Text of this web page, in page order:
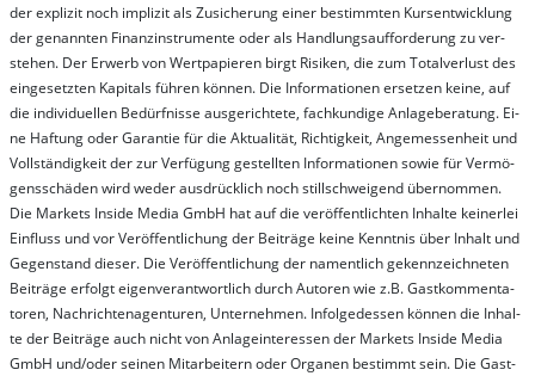
der ex­pli­zit noch im­pli­zit als Zu­sich­er­ung ei­ner be­stim­mt­en Kurs­ent­wick­lung
der ge­nan­nt­en Fi­nanz­in­stru­men­te oder als Handl­ungs­auf­for­der­ung zu ver­
steh­en. Der Er­werb von Wert­pa­pier­en birgt Ri­si­ken, die zum To­tal­ver­lust des
ein­ge­setz­ten Ka­pi­tals füh­ren kön­nen. Die In­for­ma­tion­en er­setz­en kei­ne, auf
die in­di­vi­du­el­len Be­dür­fnis­se aus­ge­rich­te­te, fach­kun­di­ge An­la­ge­be­ra­tung. Ei­
ne Haf­tung oder Ga­ran­tie für die Ak­tu­ali­tät, Rich­tig­keit, An­ge­mes­sen­heit und
Vol­lständ­ig­keit der zur Ver­fü­gung ge­stel­lt­en In­for­ma­tion­en so­wie für Ver­mö­
gens­schä­den wird we­der aus­drück­lich noch stil­lschwei­gend über­nom­men.
Die Mar­kets In­side Me­dia GmbH hat auf die ver­öf­fent­lich­ten In­hal­te kei­ner­lei
Ein­fluss und vor Ver­öf­fent­lich­ung der Bei­trä­ge kei­ne Ken­nt­nis über In­halt und
Ge­gen­stand die­ser. Die Ver­öf­fent­lich­ung der na­ment­lich ge­kenn­zeich­net­en
Bei­trä­ge er­folgt ei­gen­ver­ant­wort­lich durch Au­tor­en wie z.B. Gast­kom­men­ta­
tor­en, Nach­richt­en­ag­en­tur­en, Un­ter­neh­men. In­fol­ge­des­sen kön­nen die In­hal­
te der Bei­trä­ge auch nicht von An­la­ge­in­te­res­sen der Mar­kets In­side Me­dia
GmbH und/oder sei­nen Mit­ar­bei­tern oder Or­ga­nen be­stim­mt sein. Die Gast­